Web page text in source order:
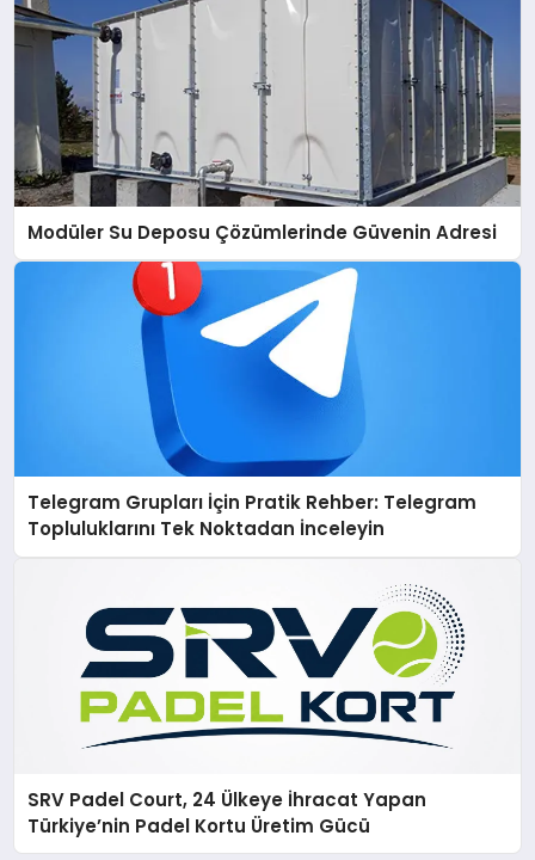
Modüler Su Deposu Çözümlerinde Güvenin Adresi
Telegram Grupları İçin Pratik Rehber: Telegram
Topluluklarını Tek Noktadan İnceleyin
SRV Padel Court, 24 Ülkeye İhracat Yapan
Türkiye’nin Padel Kortu Üretim Gücü